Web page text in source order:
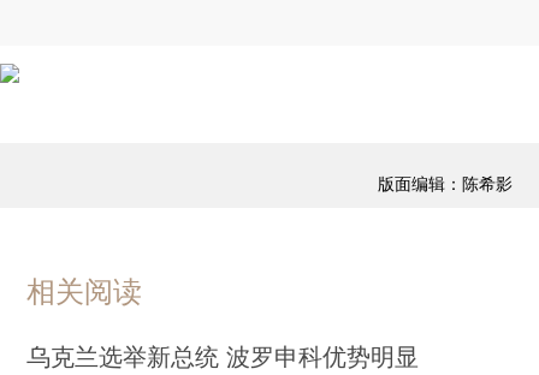
版面编辑：陈希影
相关阅读
乌克兰选举新总统 波罗申科优势明显